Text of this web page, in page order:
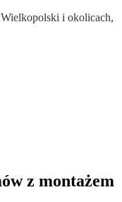
i okolicach,
z montażem